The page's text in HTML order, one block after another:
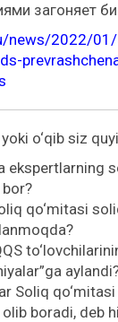
загоняет
news/2022/
o‘qib siz
ekspertlarning
bor?
qo‘mitasi
Soliq qo‘mitasi
boradi, deb